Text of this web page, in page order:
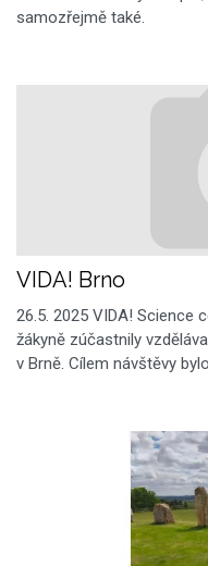
samozřejmě také.
VIDA! Brno
26.5. 2025 VIDA! Science
žákyně zúčastnily
v Brně. Cílem návštěvy